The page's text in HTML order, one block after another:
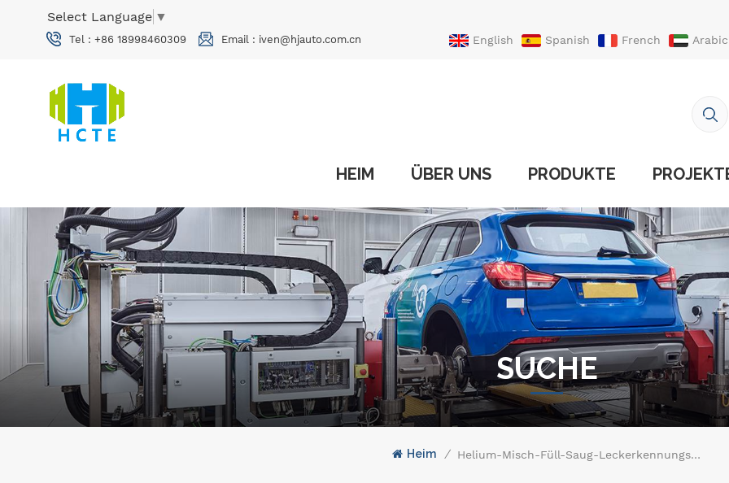
Select Language ▼
Tel : +86 18998460309 Email : iven@hjauto.com.cn English Spanish French
Arabic
HEIM ÜBER UNS PRODUKTE
SUCHE
Heim / Helium-Misch-Füll-Saug-Leckerkennungsausrüstung